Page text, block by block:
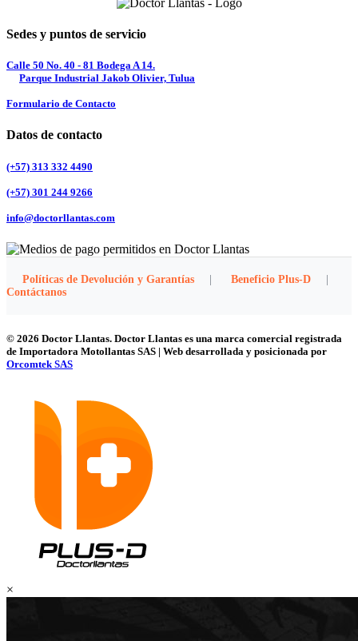
Sedes y puntos de servicio
Calle 50 No. 40 - 81 Bodega A 14.
Parque Industrial Jakob Olivier, Tulua
Formulario de Contacto
Datos de contacto
(+57) 313 332 4490
(+57) 301 244 9266
info@doctorllantas.com
Políticas de Devolución y Garantías Beneficio Plus-D
Contáctanos
© 2026 Doctor Llantas. Doctor Llantas es una marca comercial registrada
de Importadora Motollantas SAS | Web desarrollada y posicionada por
Orcomtek SAS
×